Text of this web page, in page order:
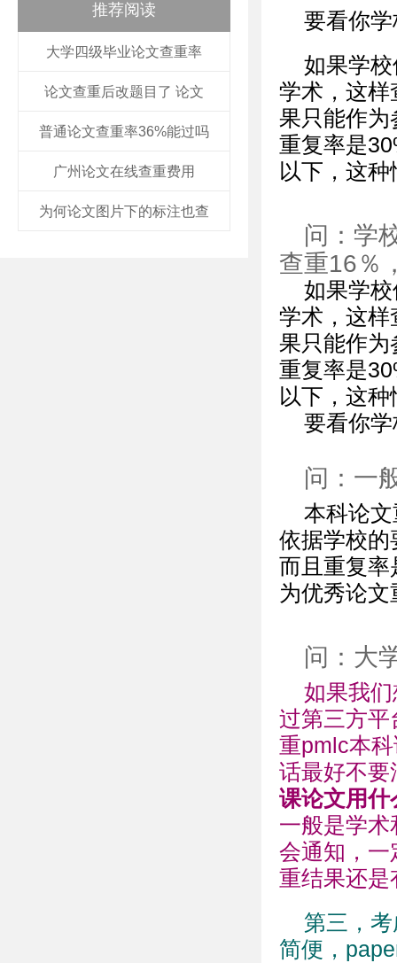
推荐阅读
大学四级毕业论文查重率
论文查重后改题目了 论文
普通论文查重率36%能过吗
广州论文在线查重费用
为何论文图片下的标注也查
要看你
如果学
学术，这样
果只能作为
重复率是
以下，这
问：学
查重16％
如果学
学术，这样
果只能作为
重复率是
以下，这
要看你
问：一
本科论
依据学校的
而且重复率
为优秀论
问：大
如果我
过第三方平
重pmlc本
话最好不要
课论文用什
一般是学
会通知，一
重结果还是
第三，
简便，